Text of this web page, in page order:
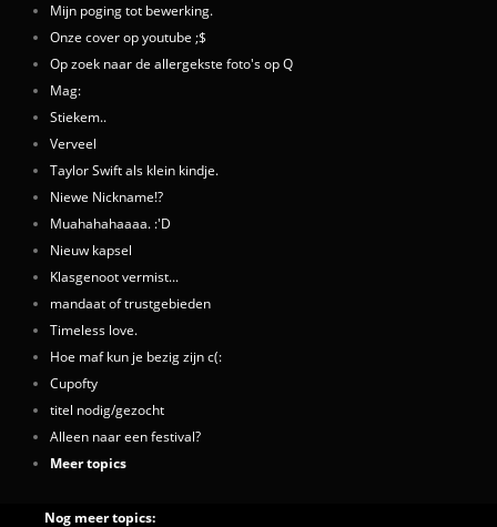
Mijn poging tot bewerking.
Onze cover op youtube ;$
Op zoek naar de allergekste foto's op Q
Mag:
Stiekem..
Verveel
Taylor Swift als klein kindje.
Niewe Nickname!?
Muahahahaaaa. :'D
Nieuw kapsel
Klasgenoot vermist...
mandaat of trustgebieden
Timeless love.
Hoe maf kun je bezig zijn c(:
Cupofty
titel nodig/gezocht
Alleen naar een festival?
Meer topics
Nog meer topics: